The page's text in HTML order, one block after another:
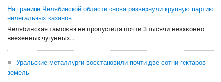
На границе Челябинской области снова развернули крупную партию
нелегальных казанов
Челябинская таможня не пропустила почти 3 тысячи незаконно
ввезенных чугунных...
Уральские металлурги восстановили почти две сотни гектаров
земель